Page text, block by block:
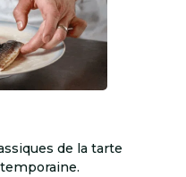
de la tarte